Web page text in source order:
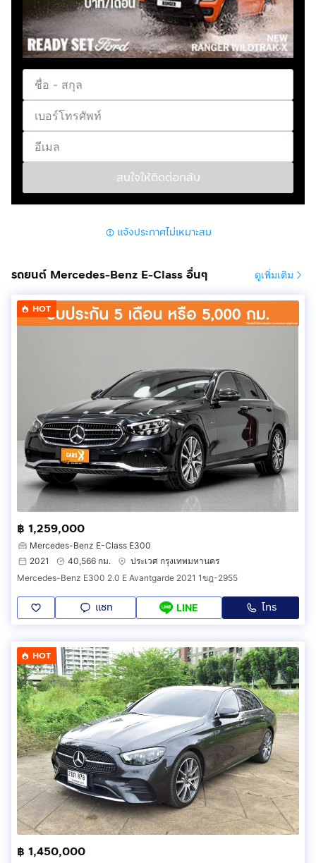
สูงสุด 320 แรงม้า แรงบิดสูงสุด 700 นิวตันเมตร แบตเตอรี่
ความจุ 13.5 kWh
Fuel Type (ประเภทเชื้อเพลิง) : ปลั๊กอินไฮบริด (PHEV)
Type Seats (จำนวนที่นั่ง) : 5 ที่นั่ง
Color (สี) : เทาดำ
Brake System (ระบบเบรก) : ABS , เบรก Adaptive Brake
พร้อมฟังก์ชั่น HOLD , ABA,Active Brake Assist
Front Light (ไฟหน้า) : LED High Performances
Daytime Running Light (ไฟ DRL) : LED fibre-optic
Tail Light (ไฟท้าย) : LED
Car Antenna (รูปแบบของเสาอากาศ) : ฝังกระจกหลัง
ก้านคู่ ยาง Run-flat คู่หน้า 245/45 R18 คู่หลัง 275/40 R18
Interior Color (สีภายในห้องโดยสาร) : สีดำ
Steering System (ระบบบังคับเลี้ยว) : แร็คไฟฟ้า
Seats Detail (ประเภทเบาะ) : เบาะนั่งหุ้มด้วยหนัง ARTICO
Passenger Seat (การปรับตำแหน่งที่นั่งผู้โดยสาร) : ปรับด้วย
Connectivity Ports (พอร์ตการเชื่อมต่อภายในรถ): หน้าจอ
ควบคุมกลาง แบบสี ขนาด 12.3 นิ้ว รองรับ Apple CarPlay /
Andriod Auto
Charging Equipment (อุปกรณ์ชาร์จภายในรถ) : ช่องชาร์จ
ไฟ Power Outlet 12V 1 ตำแหน่ง,ช่องชาร์จไฟ USB-C
สำหรับผู้โดยสารด้านหลัง 2 ตำแหน่ง
____________________________________________
➲ ออกรถที่ CARSX ออกได้ง่าย เพียงแค่ 55 บาท
➲ จองออนไลน์ ปลอดภัย 100%
➲ ทุกอาชีพ ออกรถได้
➲ มีการตรวจเช็คกว่า 210 ก่อนส่งมอบรถ
➲ เปลี่ยนถ่ายน้ำมันเครื่องฟรีก่อนรับรถ
➲ เช็คสภาพรถยนตน์จากศูนย์ที่ได้มาตราฐาน
➲ เลขาส่วนตัวผ่าน call center 24 ชม ทั่วประเทศ
➲ รถยก ฉุกเฉิน ทั่วประเทศ 24 ชม
➲ มีรถใช้ระหว่างซ่อมหรือจะเลือกเป็นช่วยผ่อนระหว่างซ่อม
➲ ไฟแนนซ์ไม่ผ่าน ยินดีคืนเงินทุกกรณี
➲ ยินดีต้อนรับลูกค้าต่างจังหวัด ทั่วประเทศ
➲ บริการจัดส่งรถถึงหน้าบ้านลูกค้าทั่วประเทศ ฟรี
____________________________________________
📞 สนใจโทร :กดเพื่อดูเบอร์โทร xxxxxx776
🆔 ไลน์: @carsxusedcar หรือกด เพิ่มเพื่อน
____________________________________________
* ราคาดังกล่าวยังไม่รวมค่า vat 7%
สนใจให้ติดต่อกลับ
แจ้งประกาศไม่เหมาะสม
รถยนต์ Mercedes-Benz E-Class อื่นๆ ดูเพิ่มเติม
HOT
฿ 1,259,000
Mercedes-Benz E-Class E300
2021
40,566 กม.
ประเวศ กรุงเทพมหานคร
Mercedes-Benz E300 2.0 E Avantgarde 2021 1ขฎ-2955
แชท LINE โทร
HOT
฿ 1,450,000